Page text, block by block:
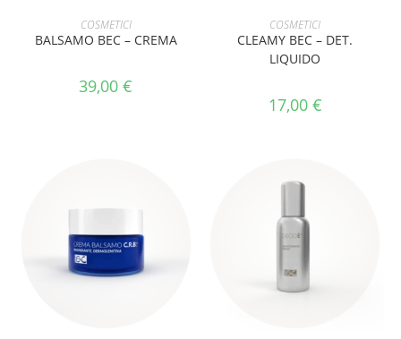
AGGIUNGI AL CARRELLO
COSMETICI
BALSAMO BEC – CREMA
39,00€
AGGIUNGI AL CARRELLO
COSMETICI
CLEAMY BEC – DET.
LIQUIDO
17,00 €